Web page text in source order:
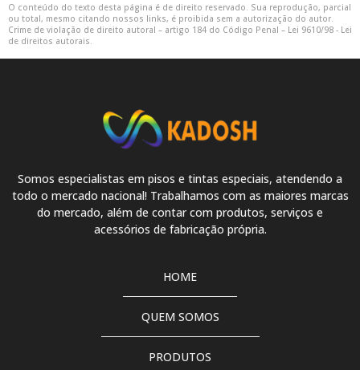
Tinta pu cinza
Tinta pu cinza grafite
Tinta pu com verniz
Tinta pu para piso cinza
O conteúdo do texto desta página é de direito reservado. Sua reprodução, parcial
ou total, mesmo citando nossos links, é proibida sem a autorização do autor.
Crime de violação de direito autoral – artigo 184 do Código Penal – Lei 9610/98 - Lei
de direitos autorais.
Somos especialistas em pisos e tintas especiais, atendendo a
todo o mercado nacional! Trabalhamos com as maiores marcas
do mercado, além de contar com produtos, serviços e
acessórios de fabricação própria.
HOME
QUEM SOMOS
PRODUTOS